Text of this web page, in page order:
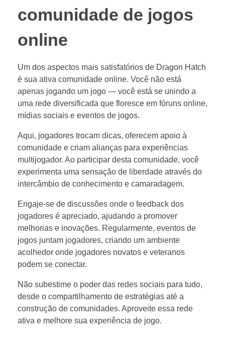
comunidade de jogos
online
Um dos aspectos mais satisfatórios de Dragon Hatch
é sua ativa comunidade online. Você não está
apenas jogando um jogo — você está se unindo a
uma rede diversificada que floresce em fóruns online,
mídias sociais e eventos de jogos.
Aqui, jogadores trocam dicas, oferecem apoio à
comunidade e criam alianças para experiências
multijogador. Ao participar desta comunidade, você
experimenta uma sensação de liberdade através do
intercâmbio de conhecimento e camaradagem.
Engaje-se de discussões onde o feedback dos
jogadores é apreciado, ajudando a promover
melhorias e inovações. Regularmente, eventos de
jogos juntam jogadores, criando um ambiente
acolhedor onde jogadores novatos e veteranos
podem se conectar.
Não subestime o poder das redes sociais para tudo,
desde o compartilhamento de estratégias até a
construção de comunidades. Aproveite essa rede
ativa e melhore sua experiência de jogo.